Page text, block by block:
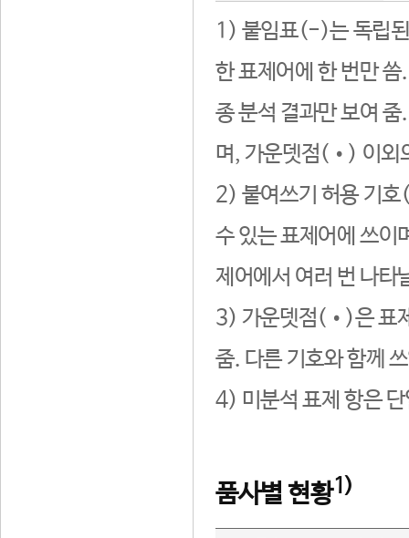
1) 붙임표(-)는 독립된
한 표제어에 한 번만
종 분석 결과만 보여
며, 가운뎃점(•) 이외
2) 붙여쓰기 허용 기호
수 있는 표제어에 쓰이
제어에서 여러 번 나타
3) 가운뎃점(•)은 표
줌. 다른 기호와 함께
4) 미분석 표제 항은
품사별 현황1)